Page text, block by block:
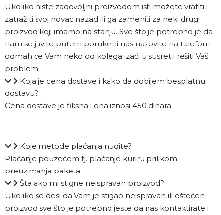
Ukoliko niste zadovoljni proizvodom isti možete vratiti i
zatražiti svoj novac nazad ili ga zameniti za neki drugi
proizvod koji imamo na stanju. Sve što je potrebno je da
nam se javite putem poruke ili nas nazovite na telefon i
odmah će Vam neko od kolega izaći u susret i rešiti Vaš
problem.
Koja je cena dostave i kako da dobijem besplatnu
dostavu?
Cena dostave je fiksna i ona iznosi 450 dinara.
Koje metode plaćanja nudite?
Plaćanje pouzećem tj. plaćanje kuriru prilikom
preuzimanja paketa.
Šta ako mi stigne neispravan proizvod?
Ukoliko se desi da Vam je stigao neispravan ili oštećen
proizvod sve što je potrebno jeste da nas kontaktirate i